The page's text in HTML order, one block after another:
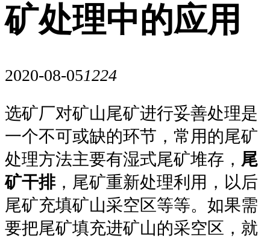
矿处理中的应用
2020-08-051224
选矿厂对矿山尾矿进行妥善处理是
一个不可或缺的环节，常用的尾矿
处理方法主要有湿式尾矿堆存， 尾
矿干排，尾矿重新处理利用，以后
尾矿充填矿山采空区等等。如果需
要把尾矿填充进矿山的采空区，就